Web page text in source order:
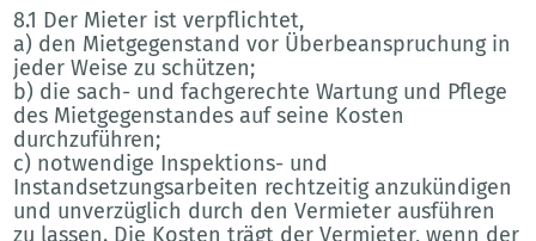
8.1 Der Mieter ist verpflichtet,
a) den Mietgegenstand vor Überbeanspruchung in
jeder Weise zu schützen;
b) die sach- und fachgerechte Wartung und Pflege
des Mietgegenstandes auf seine Kosten
durchzuführen;
c) notwendige Inspektions- und
Instandsetzungsarbeiten rechtzeitig anzukündigen
und unverzüglich durch den Vermieter ausführen
zu lassen. Die Kosten trägt der Vermieter, wenn der